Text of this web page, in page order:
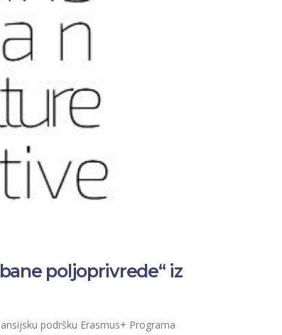
poljoprivrede“ iz
podršku Erasmus+ Programa